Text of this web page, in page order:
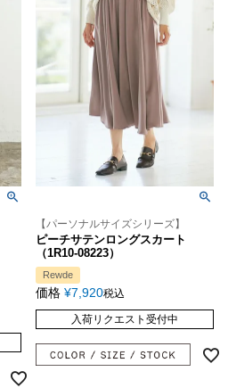
【パーソナルサイズシリーズ】
ピーチサテンロングスカート
（1R10-08223）
Rewde
価格 ¥7,920税込
入荷リクエスト受付中